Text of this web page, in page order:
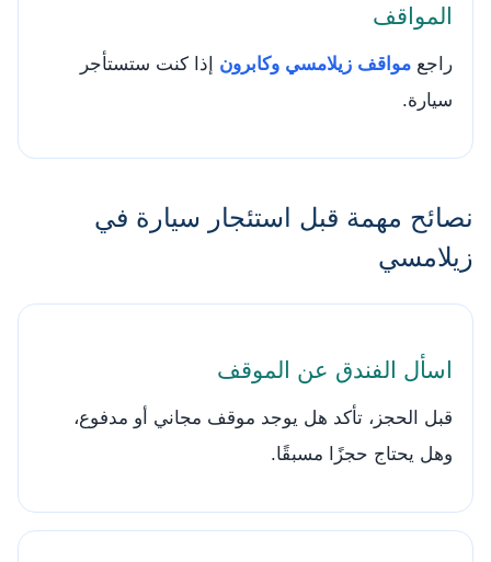
المواقف
راجع مواقف زيلامسي وكابرون إذا كنت ستستأجر
سيارة.
نصائح مهمة قبل استئجار سيارة في
زيلامسي
اسأل الفندق عن الموقف
قبل الحجز، تأكد هل يوجد موقف مجاني أو مدفوع،
وهل يحتاج حجزًا مسبقًا.